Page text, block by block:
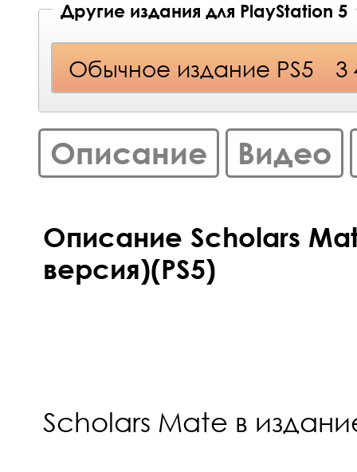
Другие издания для PlayStation 5
Обычное издание PS5 3
Описание Видео
Описание Scholars
версия)(PS5)
Scholars Mate в